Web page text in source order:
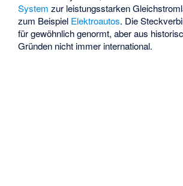
System zur leistungsstarken
zum Beispiel Elektroautos. Die
für gewöhnlich genormt, aber aus
Gründen nicht immer international.